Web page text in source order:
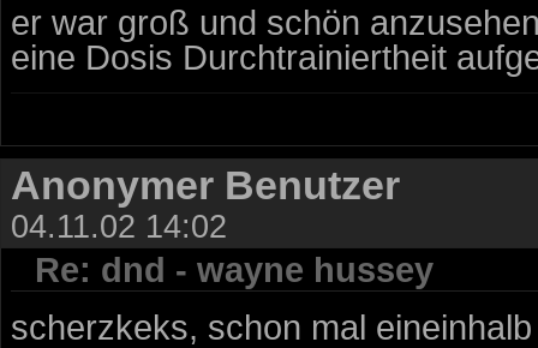
er war groß und schön
eine Dosis Durchtrainiertheit
Anonymer Benutzer
04.11.02 14:02
Re: dnd - wayne hussey
scherzkeks, schon mal